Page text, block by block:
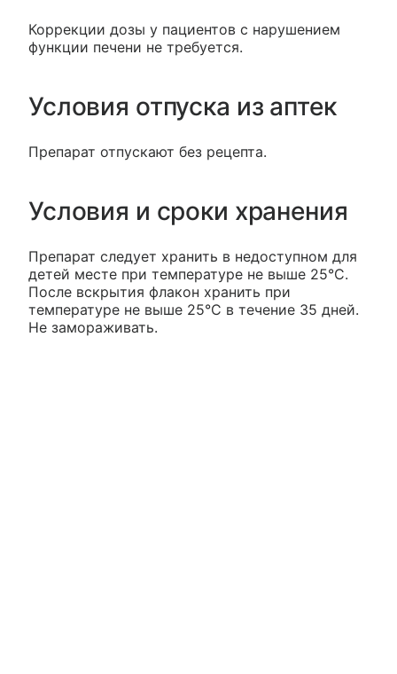
Коррекции дозы у пациентов с нарушением
функции печени не требуется.
Условия отпуска из аптек
Препарат отпускают без рецепта.
Условия и сроки хранения
Препарат следует хранить в недоступном для
детей месте при температуре не выше 25°С.
После вскрытия флакон хранить при
температуре не выше 25°С в течение 35 дней.
Не замораживать.